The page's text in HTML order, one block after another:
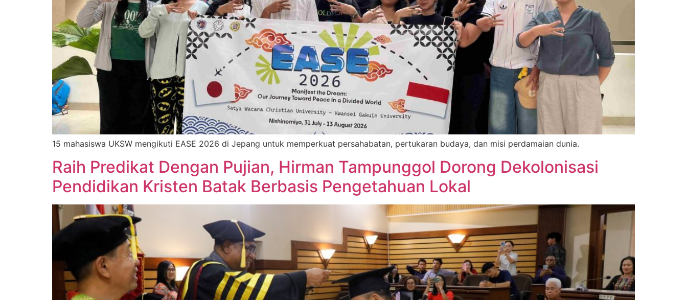
15 mahasiswa UKSW mengikuti EASE 2026 di Jepang untuk memperkuat persahabatan, pertukaran budaya, dan misi perdamaian dunia.
Raih Predikat Dengan Pujian, Hirman Tampunggol Dorong Dekolonisasi
Pendidikan Kristen Batak Berbasis Pengetahuan Lokal